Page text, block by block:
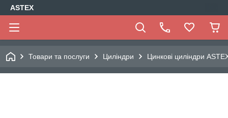
ASTEX
Товари та послуги Циліндри Цинкові циліндри